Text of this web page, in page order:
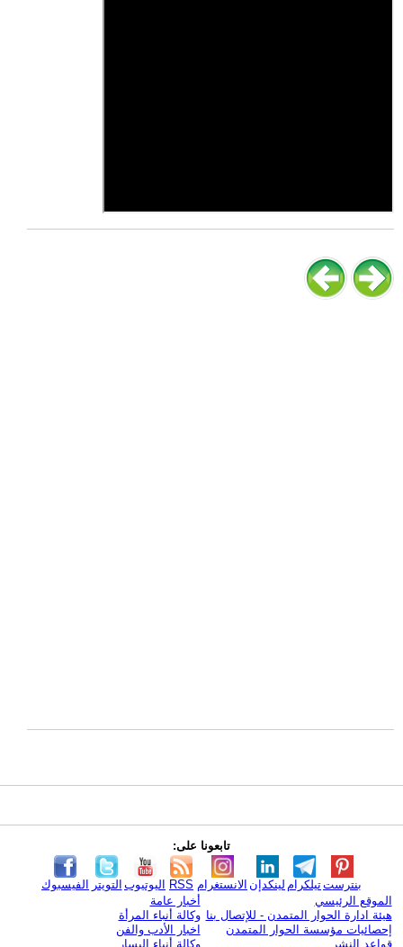
تابعونا على:
الفيسبوك التويتر اليوتيوب RSS الانستغرام لينكدإن تيلكرامبنترست
الموقع الرئيسي
هيئة ادارة الحوار المتمدن - للإتصال بنا
إحصائيات مؤسسة الحوار المتمدن
قواعد النشر
أخبار عامة
وكالة أنباء المرأة
اخبار الأدب والفن
وكالة أنباء اليسار